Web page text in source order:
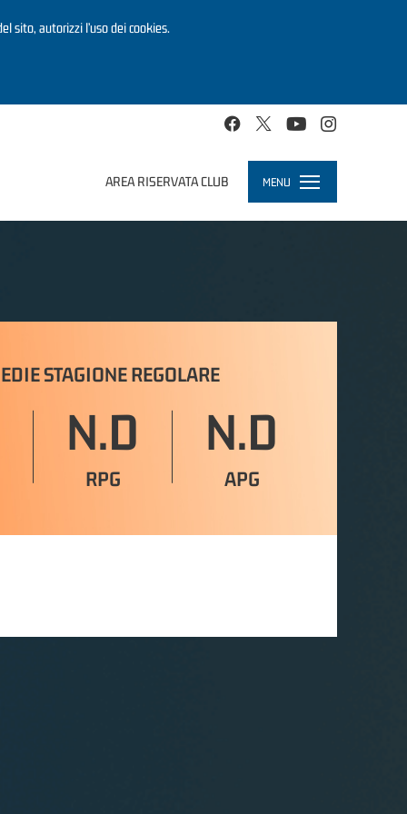
sito, autorizzi l’uso dei cookies.
AREA RISERVATA CLUB MENU
Toggle
navigation
STAGIONE REGOLARE
N.D
RPG
N.D
APG